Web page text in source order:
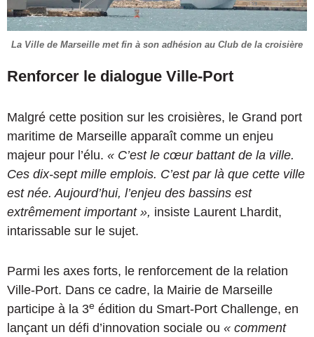
La Ville de Marseille met fin à son adhésion au Club de la croisière
Renforcer le dialogue Ville-Port
Malgré cette position sur les croisières, le Grand port
maritime de Marseille apparaît comme un enjeu
majeur pour l’élu. « C’est le cœur battant de la ville.
Ces dix-sept mille emplois. C’est par là que cette ville
est née. Aujourd’hui, l’enjeu des bassins est
extrêmement important », insiste Laurent Lhardit,
intarissable sur le sujet.
Parmi les axes forts, le renforcement de la relation
Ville-Port. Dans ce cadre, la Mairie de Marseille
participe à la 3e édition du Smart-Port Challenge, en
lançant un défi d’innovation sociale ou « comment